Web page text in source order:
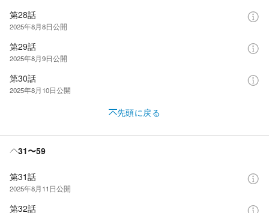
第28話
2025年8月8日公開
第29話
2025年8月9日公開
第30話
2025年8月10日公開
先頭に戻る
31〜59
第31話
2025年8月11日公開
第32話